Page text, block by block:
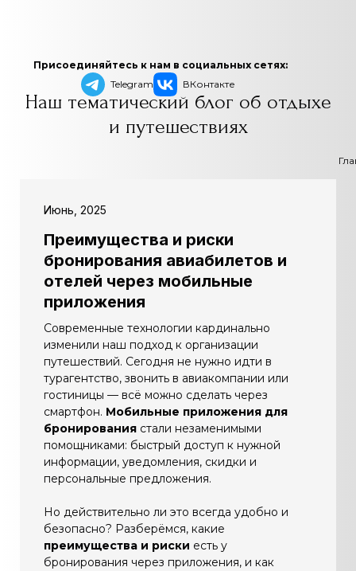
Наш тематический блог об отдыхе
и путешествиях
Июнь, 2025
Присоединяйтесь к нам в социальных сетях:
Telegram
ВКонтакте
Преимущества и риски
бронирования авиабилетов и
отелей через мобильные
приложения
Современные технологии кардинально
изменили наш подход к организации
путешествий. Сегодня не нужно идти в
турагентство, звонить в авиакомпании или
гостиницы — всё можно сделать через
смартфон. Мобильные приложения для
бронирования стали незаменимыми
помощниками: быстрый доступ к нужной
информации, уведомления, скидки и
персональные предложения.
Но действительно ли это всегда удобно и
безопасно? Разберёмся, какие
преимущества и риски есть у
бронирования через приложения, и как